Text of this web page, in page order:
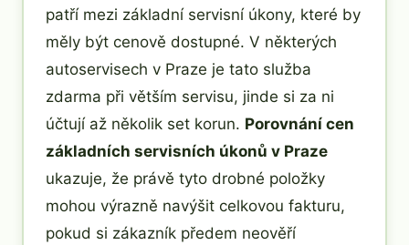
patří mezi základní servisní úkony, které by
měly být cenově dostupné. V některých
autoservisech v Praze je tato služba
zdarma při větším servisu, jinde si za ni
účtují až několik set korun. Porovnání cen
základních servisních úkonů v Praze
ukazuje, že právě tyto drobné položky
mohou výrazně navýšit celkovou fakturu,
pokud si zákazník předem neověří